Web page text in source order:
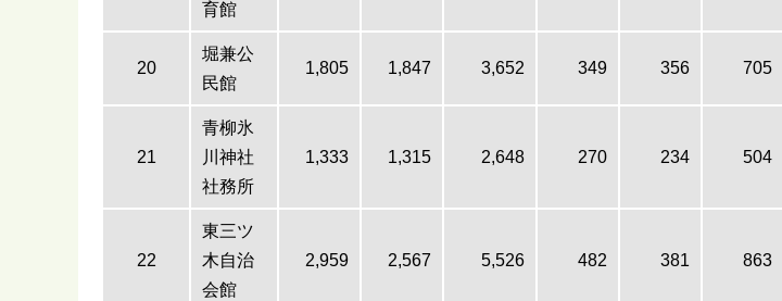
育館
20
堀兼公
民館
1,805 1,847 3,652 349 356 705
21
青柳氷
川神社
社務所
1,333 1,315 2,648 270 234 504
22
東三ツ
木自治
会館
2,959 2,567 5,526 482 381 863